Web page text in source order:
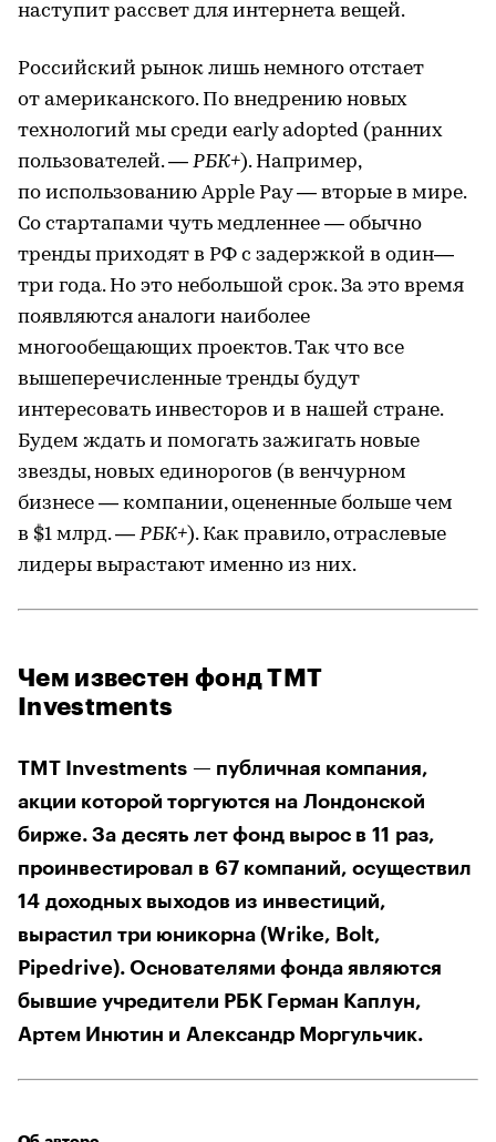
наступит рассвет для интернета вещей.
Российский рынок лишь немного отстает
от американского. По внедрению новых
технологий мы среди early adopted (ранних
пользователей. — РБК+). Например,
по использованию Apple Pay — вторые в мире.
Cо стартапами чуть медленнее — обычно
тренды приходят в РФ с задержкой в один—
три года. Но это небольшой срок. За это время
появляются аналоги наиболее
многообещающих проектов. Так что все
вышеперечисленные тренды будут
интересовать инвесторов и в нашей стране.
Будем ждать и помогать зажигать новые
звезды, новых единорогов (в венчурном
бизнесе — компании, оцененные больше чем
в $1 млрд. — РБК+). Как правило, отраслевые
лидеры вырастают именно из них.
Чем известен фонд TMT
Investments
TMT Investments — публичная компания,
акции которой торгуются на Лондонской
бирже. За десять лет фонд вырос в 11 раз,
проинвестировал в 67 компаний, осуществил
14 доходных выходов из инвестиций,
вырастил три юникорна (Wrike, Bolt,
Pipedrive). Основателями фонда являются
бывшие учредители РБК Герман Каплун,
Артем Инютин и Александр Моргульчик.